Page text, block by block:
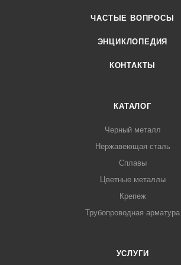
ЧАСТЫЕ ВОПРОСЫ
ЭНЦИКЛОПЕДИЯ
КОНТАКТЫ
КАТАЛОГ
Черный металл
Нержавеющая сталь
Сплавы
Цветные металлы
Крепеж
Трубопроводная арматура
УСЛУГИ